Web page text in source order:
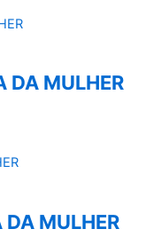
DA MULHER
DA MULHER